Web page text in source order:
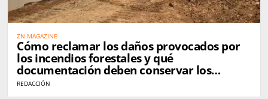
ZN MAGAZINE
Cómo reclamar los daños provocados por
los incendios forestales y qué
documentación deben conservar los
afectados
REDACCIÓN